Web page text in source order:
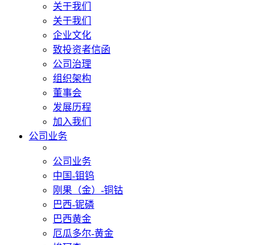
关于我们
关于我们
企业文化
致投资者信函
公司治理
组织架构
董事会
发展历程
加入我们
公司业务
公司业务
中国-钼钨
刚果（金）-铜钴
巴西-铌磷
巴西黄金
厄瓜多尔-黄金